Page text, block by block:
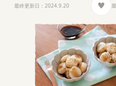
最終更新日： 2024.9.20